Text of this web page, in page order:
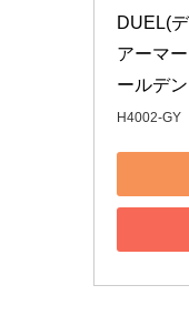
DUEL(
アーマ
ールデ
H4002-GY